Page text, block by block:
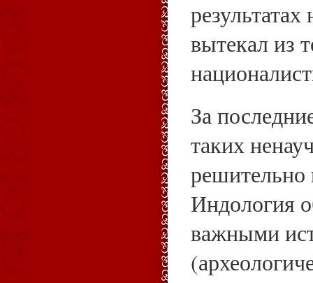
вытекал из
За
таких
Индология
важными